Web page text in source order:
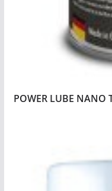
POWER LUBE NANO